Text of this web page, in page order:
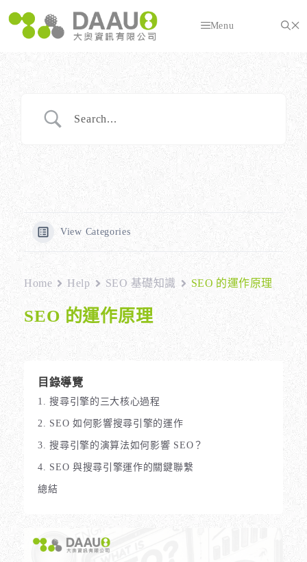
至
內
Menu
View Categories
Home Help SEO 基礎知識 SEO 的運作原理
SEO 的運作原理
目錄導覽
1. 搜尋引擎的三大核心過程
2. SEO 如何影響搜尋引擎的運作
3. 搜尋引擎的演算法如何影響 SEO？
4. SEO 與搜尋引擎運作的關鍵聯繫
總結